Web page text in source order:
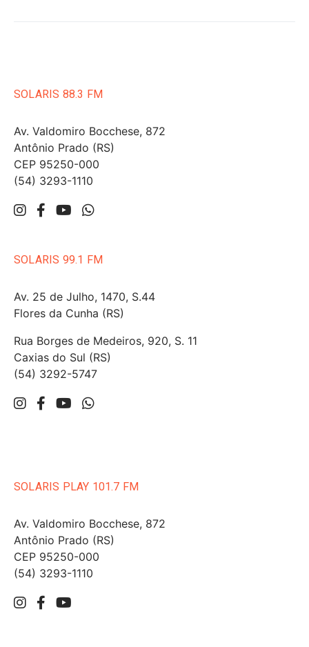
SOLARIS 88.3 FM
Av. Valdomiro Bocchese, 872
Antônio Prado (RS)
CEP 95250-000
(54) 3293-1110
SOLARIS 99.1 FM
Av. 25 de Julho, 1470, S.44
Flores da Cunha (RS)
Rua Borges de Medeiros, 920, S. 11
Caxias do Sul (RS)
(54) 3292-5747
SOLARIS PLAY 101.7 FM
Av. Valdomiro Bocchese, 872
Antônio Prado (RS)
CEP 95250-000
(54) 3293-1110